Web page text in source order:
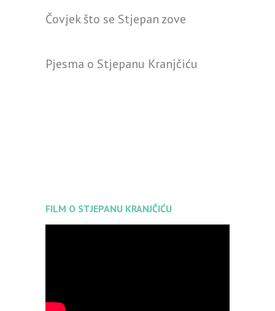
Čovjek što se Stjepan zove
Pjesma o Stjepanu Kranjčiću
FILM O STJEPANU KRANJČIĆU